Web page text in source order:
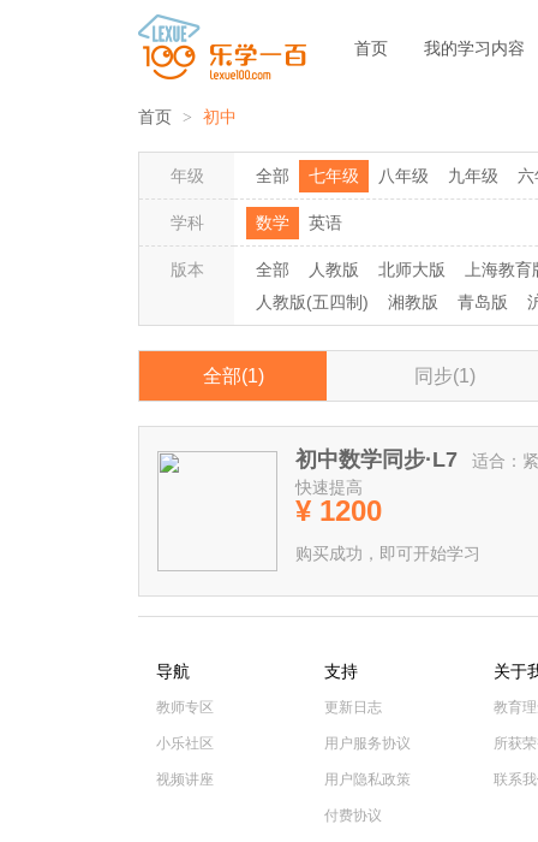
首页 我的学习内容
首页 初中
年级 全部 七年级 八年级 九年级 六
学科 数学 英语
版本 全部 人教版 北师大版
上海教育
人教版(五四制)
湘教版 青岛版
全部(1) 同步(1)
初中数学同步·L7
适合：
快速提高
¥ 1200
购买成功，即可开始学习
导航
教师专区
小乐社区
视频讲座
支持
更新日志
用户服务协议
用户隐私政策
付费协议
关于
教育
所获
联系